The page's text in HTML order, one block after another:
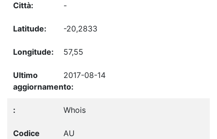
-
-20,2833
57,55
2017-08-14
Whois
AU